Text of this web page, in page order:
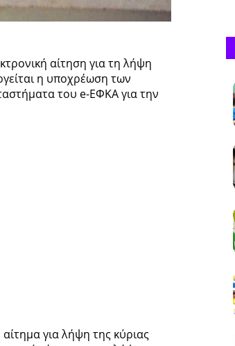
αίτηση για τη λήψη
η υποχρέωση των
του e-ΕΦΚΑ για την
για λήψη της κύριας